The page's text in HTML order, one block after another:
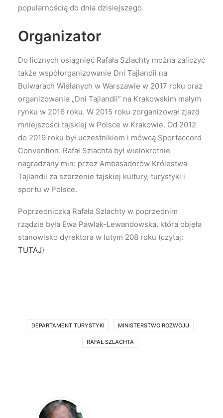
popularnością do dnia dzisiejszego.
Organizator
Do licznych osiągnięć Rafała Szlachty można zaliczyć
także współorganizowanie Dni Tajlandii na
Bulwarach Wiślanych w Warszawie w 2017 roku oraz
organizowanie „Dni Tajlandii” na Krakowskim małym
rynku w 2016 roku. W 2015 roku zorganizował zjazd
mniejszości tajskiej w Polsce w Krakowie. Od 2012
do 2019 roku był uczestnikiem i mówcą Sportaccord
Convention. Rafał Szlachta był wielokrotnie
nagradzany min: przez Ambasadorów Królestwa
Tajlandii za szerzenie tajskiej kultury, turystyki i
sportu w Polsce.
Poprzedniczką Rafała Szlachty w poprzednim
rządzie była Ewa Pawlak-Lewandowska, która objęła
stanowisko dyrektora w lutym 208 roku (czytaj:
TUTAJ)
DEPARTAMENT TURYSTYKI MINISTERSTWO ROZWOJU
RAFAŁ SZLACHTA